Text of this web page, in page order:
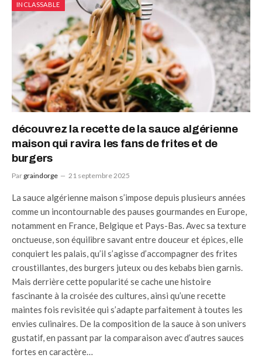
INCLASSABLE
découvrez la recette de la sauce algérienne
maison qui ravira les fans de frites et de
burgers
Par graindorge 21 septembre 2025
La sauce algérienne maison s’impose depuis plusieurs années
comme un incontournable des pauses gourmandes en Europe,
notamment en France, Belgique et Pays-Bas. Avec sa texture
onctueuse, son équilibre savant entre douceur et épices, elle
conquiert les palais, qu’il s’agisse d’accompagner des frites
croustillantes, des burgers juteux ou des kebabs bien garnis.
Mais derrière cette popularité se cache une histoire
fascinante à la croisée des cultures, ainsi qu’une recette
maintes fois revisitée qui s’adapte parfaitement à toutes les
envies culinaires. De la composition de la sauce à son univers
gustatif, en passant par la comparaison avec d’autres sauces
fortes en caractère…